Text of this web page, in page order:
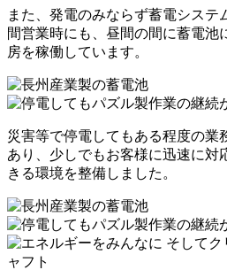
また、発電のみならず蓄電システ
間営業時にも、昼間の間に蓄電池
房を稼働しています。
災害等で停電してもある程度の業
あり、少しでもお客様に迅速に対
きる環境を整備しました。